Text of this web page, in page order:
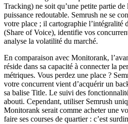
Tracking) ne soit qu’une petite partie de
puissance redoutable. Semrush ne se
votre place ; il cartographie l’intégralité
(Share of Voice), identifie vos
analyse la volatilité du marché.
En comparaison avec Monitorank,
réside dans sa capacité à connecter la
métriques. Vous perdez une place ?
votre concurrent vient d’acquérir un
sa balise Title. Le suivi des
abouti. Cependant, utiliser Semrush
Monitorank serait comme acheter une
faire ses courses de quartier : c’est